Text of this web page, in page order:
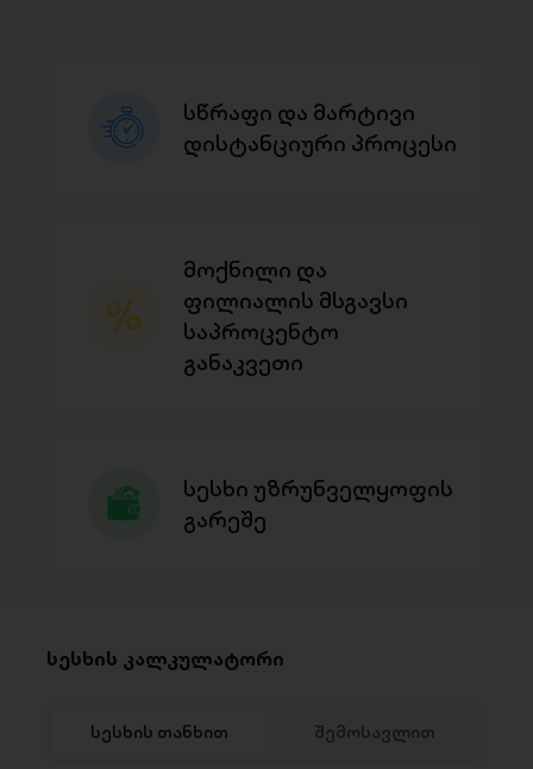
სწრაფი და მარტივი
დისტანციური პროცესი
მოქნილი და
ფილიალის მსგავსი
საპროცენტო
განაკვეთი
სესხი უზრუნველყოფის
გარეშე
სესხის კალკულატორი
სესხის თანხით შემოსავლით